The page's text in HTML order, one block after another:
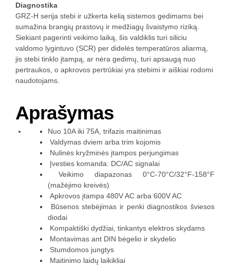
Diagnostika
GRZ-H serija stebi ir užkerta kelią sistemos gedimams bei
sumažina brangių prastovų ir medžiagų švaistymo riziką.
Siekiant pagerinti veikimo laiką, šis valdiklis turi siliciu
valdomo lygintuvo (SCR) per didelės temperatūros aliarmą,
jis stebi tinklo įtampą, ar nėra gedimų, turi apsaugą nuo
pertraukos, o apkrovos pertrūkiai yra stebimi ir aiškiai rodomi
naudotojams.
Aprašymas
Nuo 10A iki 75A, trifazis maitinimas
Valdymas dviem arba trim kojomis
Nulinės kryžminės įtampos perjungimas
Įvesties komanda: DC/AC signalai
Veikimo diapazonas 0°C-70°C/32°F-158°F
(mažėjimo kreivės)
Apkrovos įtampa 480V AC arba 600V AC
Būsenos stebėjimas ir penki diagnostikos šviesos
diodai
Kompaktiški dydžiai, tinkantys elektros skydams
Montavimas ant DIN bėgelio ir skydelio
Stumdomos jungtys
Maitinimo laidų laikikliai